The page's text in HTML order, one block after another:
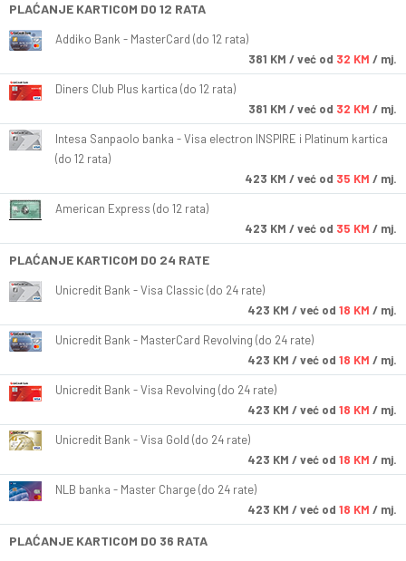
PLAĆANJE KARTICOM DO 12 RATA
Addiko Bank - MasterCard (do 12 rata)
381 KM / već od 32 KM / mj.
Diners Club Plus kartica (do 12 rata)
381 KM / već od 32 KM / mj.
Intesa Sanpaolo banka - Visa electron INSPIRE i Platinum kartica
(do 12 rata)
423 KM / već od 35 KM / mj.
American Express (do 12 rata)
423 KM / već od 35 KM / mj.
PLAĆANJE KARTICOM DO 24 RATE
Unicredit Bank - Visa Classic (do 24 rate)
423 KM / već od 18 KM / mj.
Unicredit Bank - MasterCard Revolving (do 24 rate)
423 KM / već od 18 KM / mj.
Unicredit Bank - Visa Revolving (do 24 rate)
423 KM / već od 18 KM / mj.
Unicredit Bank - Visa Gold (do 24 rate)
423 KM / već od 18 KM / mj.
NLB banka - Master Charge (do 24 rate)
423 KM / već od 18 KM / mj.
PLAĆANJE KARTICOM DO 36 RATA